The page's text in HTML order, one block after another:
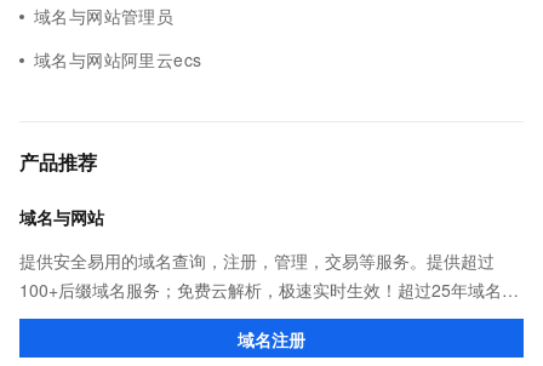
域名与网站管理员
域名与网站阿里云ecs
产品推荐
域名与网站
提供安全易用的域名查询，注册，管理，交易等服务。提供超过
100+后缀域名服务；免费云解析，极速实时生效！超过25年域名服
务经验，累计超过4000万个域名在阿里云注册，连续多年市场NO.1
域名注册